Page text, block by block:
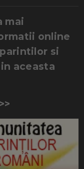
mai
online
si
aceasta